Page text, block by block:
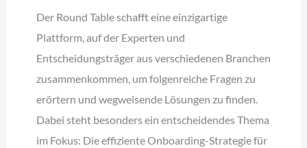
Der Round Table schafft eine einzigartige
Plattform, auf der Experten und
Entscheidungsträger aus verschiedenen Branchen
zusammenkommen, um folgenreiche Fragen zu
erörtern und wegweisende Lösungen zu finden.
Dabei steht besonders ein entscheidendes Thema
im Fokus: Die effiziente Onboarding-Strategie für